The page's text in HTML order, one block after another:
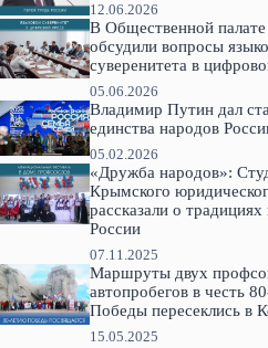
12.06.2026
В Общественной
обсудили вопросы
суверенитета в
05.06.2026
Владимир Путин дал
единства народов
05.02.2026
«Дружба народов»:
Крымского
рассказали о традициях
России
07.11.2025
Маршруты двух
автопробегов в честь
Победы пересеклись в
15.05.2025